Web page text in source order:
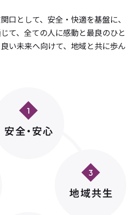
口として、安全・快適を基盤に、
て、 全ての人に感動と最良のひと
い未来へ向けて、地域と共に歩ん